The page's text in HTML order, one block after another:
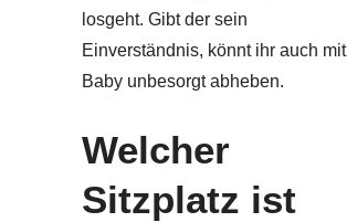
losgeht. Gibt der sein
Einverständnis, könnt ihr auch mit
Baby unbesorgt abheben.
Welcher
Sitzplatz ist